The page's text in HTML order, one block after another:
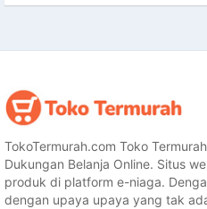
TokoTermurah.com Toko
Dukungan Belanja Online. Situs
produk di platform e-niaga.
dengan upaya upaya yang tak